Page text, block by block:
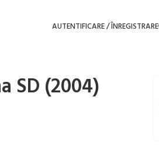
AUTENTIFICARE / ÎNREGISTRARE
SD (2004)